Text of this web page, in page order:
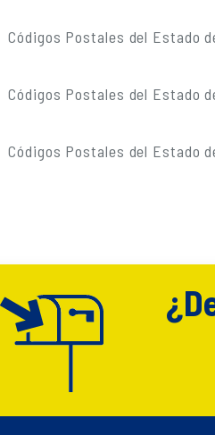
Códigos Postales del Estado
Códigos Postales del Estado
Códigos Postales del Estado